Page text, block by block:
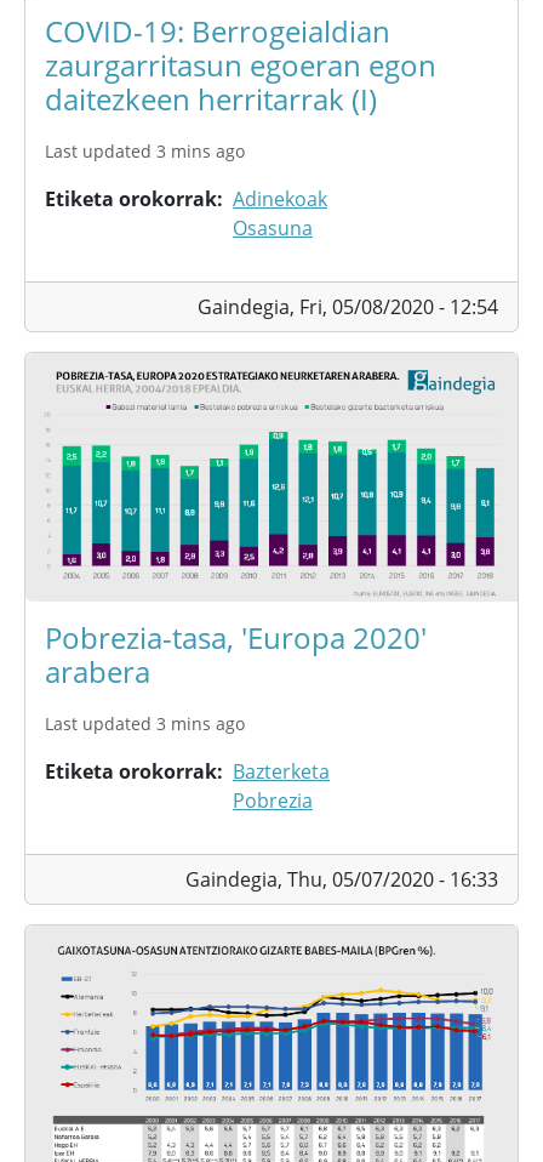
COVID-19: Berrogeialdian
zaurgarritasun egoeran egon
daitezkeen herritarrak (I)
Last updated 3 mins ago
Etiketa orokorrak Adinekoak
Osasuna
Gaindegia, Fri, 05/08/2020 - 12:54
Pobrezia-tasa, 'Europa 2020'
arabera
Last updated 3 mins ago
Etiketa orokorrak
Bazterketa
Pobrezia
Gaindegia, Thu, 05/07/2020 - 16:33